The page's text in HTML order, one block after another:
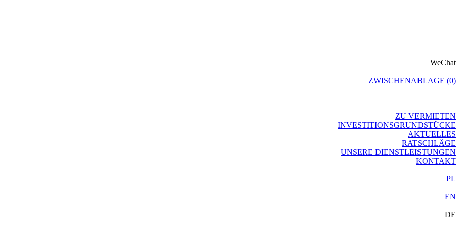
WeChat
|
ZWISCHENABLAGE (0)
|
ZU VERMIETEN
INVESTITIONSGRUNDSTÜCKE
AKTUELLES
RATSCHLÄGE
UNSERE DIENSTLEISTUNGEN
KONTAKT
PL
|
EN
|
DE
|